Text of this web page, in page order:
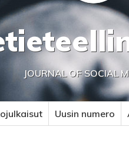
JOURNAL OF SOCIAL
Uusin numero